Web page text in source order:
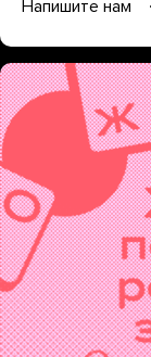
Напишите нам